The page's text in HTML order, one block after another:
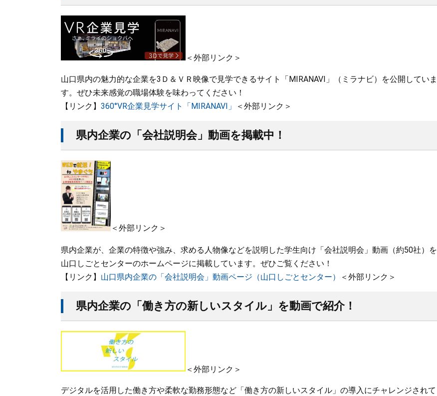
＜外部リンク＞
山口県内の魅力的な企業を3Ｄ＆ＶＲ映像で見学できるサイト「MIRANAVI」（ミラナビ）を公開していま
す。ぜひ未来感覚の職場体験を味わってください！
【リンク】 360°VR企業見学サイト「MIRANAVI」 ＜外部リンク＞
県内企業の「会社説明会」動画を掲載中！
＜外部リンク＞
県内企業が、企業の特徴や強み、求める人物像などを説明した学生向け「会社説明会」動画（約50社）を
山口しごとセンターのホームページに掲載しています。ぜひご覧ください！
【リンク】 山口県内企業の「会社説明会」動画ページ（山口しごとセンター） ＜外部リンク＞
県内企業の「働き方の新しいスタイル」を動画で紹介！
＜外部リンク＞
デジタルを活用した働き方や柔軟な勤務形態など「働き方の新しいスタイル」の導入にチャレンジされて